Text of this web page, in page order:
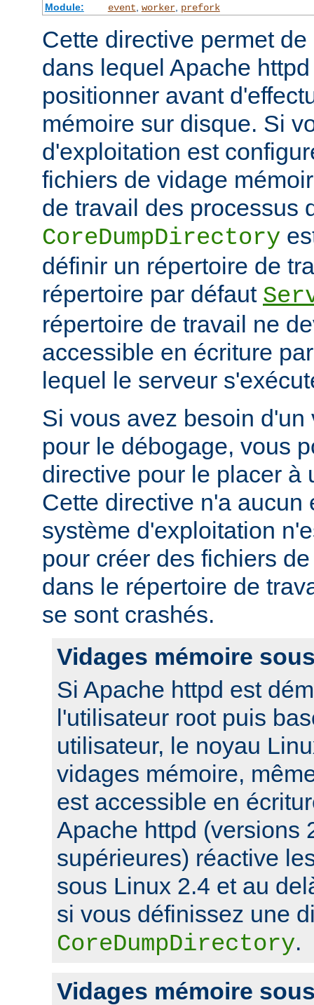
Module: event worker, prefork
Cette directive permet
dans lequel Apache
positionner avant
mémoire sur disque. Si
d'exploitation est
fichiers de vidage
de travail des processus
CoreDumpDirectory
définir un répertoire de
répertoire par défaut
répertoire de travail ne
accessible en écriture
lequel le serveur
Si vous avez besoin
pour le débogage, vous
directive pour le placer à
Cette directive n'a aucun
système d'exploitation
pour créer des fichiers
dans le répertoire de
se sont crashés.
Vidages mémoire
Si Apache httpd est
l'utilisateur root puis
utilisateur, le noyau
vidages mémoire,
est accessible en
Apache httpd (versions
supérieures) réactive
sous Linux 2.4 et au
si vous définissez une
CoreDumpDirectory.
Vidages mémoire